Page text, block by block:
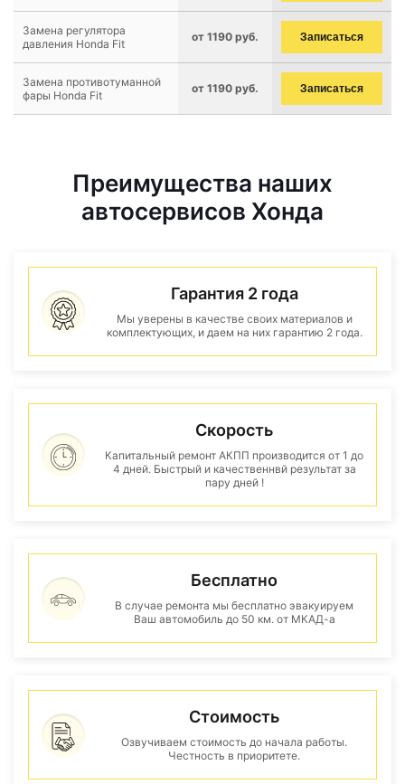
Замена регулятора
давления Honda Fit
от 1190 руб. Записаться
Замена противотуманной
фары Honda Fit
от 1190 руб. Записаться
Преимущества наших
автосервисов Хонда
Гарантия 2 года
Мы уверены в качестве своих материалов и
комплектующих, и даем на них гарантию 2 года.
Скорость
Капитальный ремонт АКПП производится от 1 до
4 дней. Быстрый и качественнвй результат за
пару дней !
Бесплатно
В случае ремонта мы бесплатно эвакуируем
Ваш автомобиль до 50 км. от МКАД-а
Стоимость
Озвучиваем стоимость до начала работы.
Честность в приоритете.